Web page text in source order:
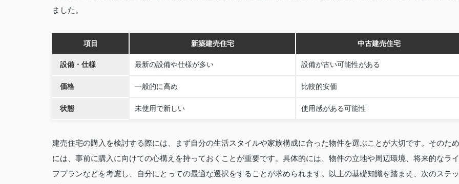
ました。
項目 新築建売住宅 中古建売住宅
設備・仕様 最新の設備や仕様が多い 設備が古い可能性がある
価格 一般的に高め 比較的安価
状態 未使用で新しい 使用感がある可能性
建売住宅の購入を検討する際には、まず自分の生活スタイルや家族構成に合った物件を選ぶことが大切です。そのため
には、事前に購入に向けての心構えを持っておくことが重要です。具体的には、物件の立地や周辺環境、将来的なライ
フプランなどを考慮し、自分にとっての最適な選択をすることが求められます。以上の基礎知識を踏まえ、次のステッ